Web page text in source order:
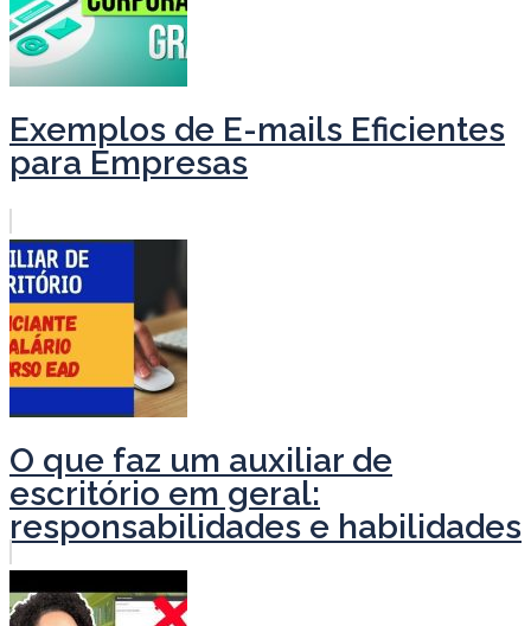
Exemplos de E-mails Eficientes
para Empresas
O que faz um auxiliar de
escritório em geral:
responsabilidades e habilidades